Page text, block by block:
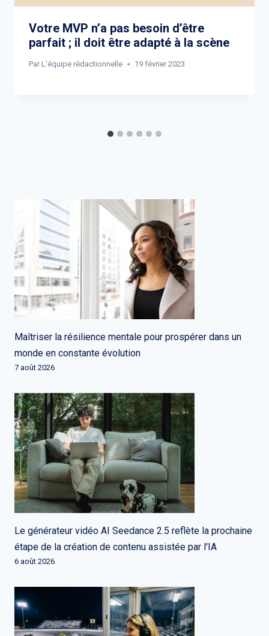
Votre MVP n’a pas besoin d’être
parfait ; il doit être adapté à la scène
Par L'équipe rédactionnelle 19 février 2023
Maîtriser la résilience mentale pour prospérer dans un
monde en constante évolution
7 août 2026
Le générateur vidéo AI Seedance 2.5 reflète la prochaine
étape de la création de contenu assistée par l'IA
6 août 2026